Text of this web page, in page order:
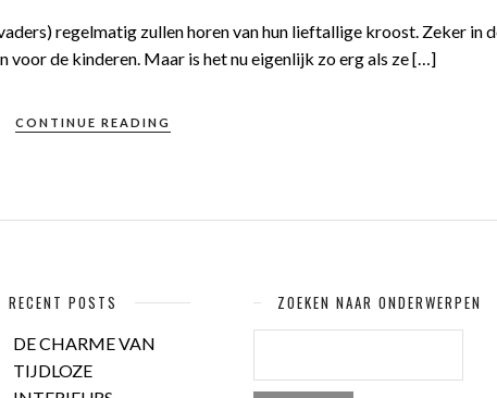
regelmatig zullen horen van hun lieftallige kroost. Zeker in
de kinderen. Maar is het nu eigenlijk zo erg als ze […]
CONTINUE READING
RECENT POSTS
DE CHARME VAN
TIJDLOZE
ZOEKEN NAAR ONDERWERPEN